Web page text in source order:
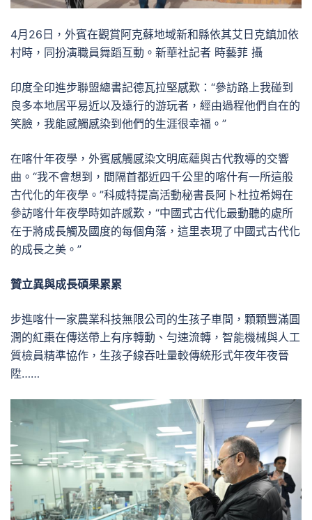
4月26日，外賓在觀賞阿克蘇地域新和縣依其艾日克鎮加依
村時，同扮演職員舞蹈互動。新華社記者 時藝菲 攝
印度全印進步聯盟總書記德瓦拉堅感歎：“參訪路上我碰到
良多本地居平易近以及遠行的游玩者，經由過程他們自在的
笑臉，我能感觸感染到他們的生涯很幸福。”
在喀什年夜學，外賓感觸感染文明底蘊與古代教導的交響
曲。“我不會想到，間隔首都近四千公里的喀什有一所這般
古代化的年夜學。”科威特提高活動秘書長阿卜杜拉希姆在
參訪喀什年夜學時如許感歎，“中國式古代化最動聽的處所
在于將成長觸及國度的每個角落，這里表現了中國式古代化
的成長之美。”
贊立異與成長碩果累累
步進喀什一家農業科技無限公司的生孩子車間，顆顆豐滿圓
潤的紅棗在傳送帶上有序轉動、勻速流轉，智能機械與人工
質檢員精準協作，生孩子線吞吐量較傳統形式年夜年夜晉
陞……